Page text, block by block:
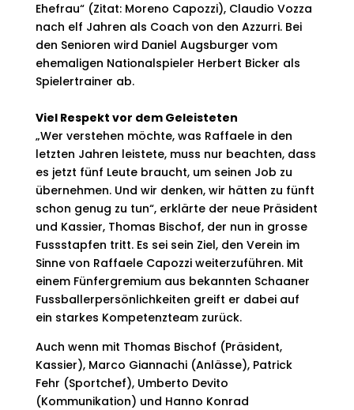
Ehefrau“ (Zitat: Moreno Capozzi), Claudio Vozza
nach elf Jahren als Coach von den Azzurri. Bei
den Senioren wird Daniel Augsburger vom
ehemaligen Nationalspieler Herbert Bicker als
Spielertrainer ab.
Viel Respekt vor dem Geleisteten
„Wer verstehen möchte, was Raffaele in den
letzten Jahren leistete, muss nur beachten, dass
es jetzt fünf Leute braucht, um seinen Job zu
übernehmen. Und wir denken, wir hätten zu fünft
schon genug zu tun“, erklärte der neue Präsident
und Kassier, Thomas Bischof, der nun in grosse
Fussstapfen tritt. Es sei sein Ziel, den Verein im
Sinne von Raffaele Capozzi weiterzuführen. Mit
einem Fünfergremium aus bekannten Schaaner
Fussballerpersönlichkeiten greift er dabei auf
ein starkes Kompetenzteam zurück.
Auch wenn mit Thomas Bischof (Präsident,
Kassier), Marco Giannachi (Anlässe), Patrick
Fehr (Sportchef), Umberto Devito
(Kommunikation) und Hanno Konrad